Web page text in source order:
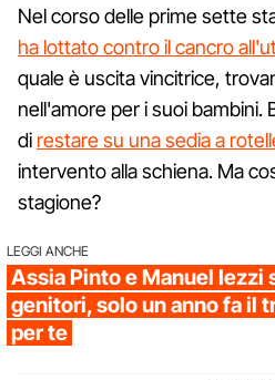
Nel corso delle prime sette
ha lottato contro il cancro
quale è uscita vincitrice,
nell'amore per i suoi bambini.
di restare su una sedia a
intervento alla schiena. Ma
stagione?
LEGGI ANCHE
Assia Pinto e Manuel Iezzi
genitori, solo un anno fa il
per te